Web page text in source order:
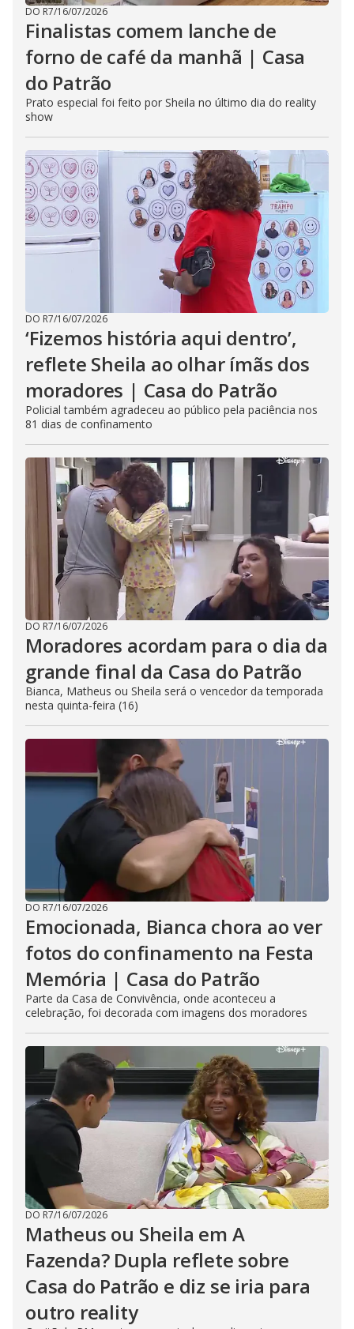
DO R7/16/07/2026
Finalistas comem lanche de
forno de café da manhã | Casa
do Patrão
Prato especial foi feito por Sheila no último dia do reality
show
DO R7/16/07/2026
‘Fizemos história aqui dentro’,
reflete Sheila ao olhar ímãs dos
moradores | Casa do Patrão
Policial também agradeceu ao público pela paciência nos
81 dias de confinamento
DO R7/16/07/2026
Moradores acordam para o dia da
grande final da Casa do Patrão
Bianca, Matheus ou Sheila será o vencedor da temporada
nesta quinta-feira (16)
DO R7/16/07/2026
Emocionada, Bianca chora ao ver
fotos do confinamento na Festa
Memória | Casa do Patrão
Parte da Casa de Convivência, onde aconteceu a
celebração, foi decorada com imagens dos moradores
DO R7/16/07/2026
Matheus ou Sheila em A
Fazenda? Dupla reflete sobre
Casa do Patrão e diz se iria para
outro reality